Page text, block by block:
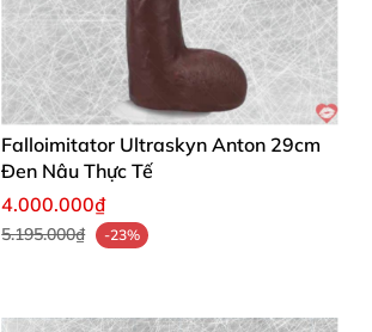
Falloimitator Ultraskyn Anton 29cm
Đen Nâu Thực Tế
4.000.000₫
5.195.000₫ -23%